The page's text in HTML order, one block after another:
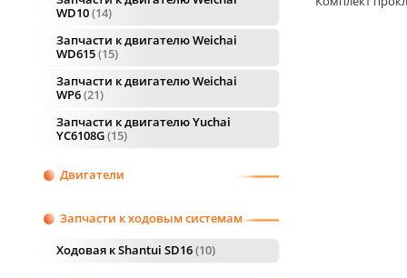
WD10 14
Запчасти к двигателю Weichai
WD615 15
Запчасти к двигателю Weichai
WP6 21
Запчасти к двигателю Yuchai
YC6108G 15
Двигатели
Запчасти к ходовым системам
Ходовая к Shantui SD16 10